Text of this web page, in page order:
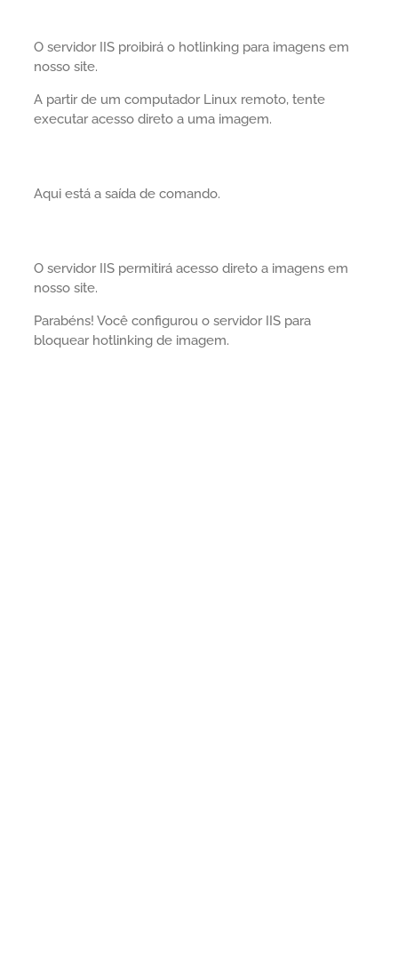
O servidor IIS proibirá o hotlinking para imagens em
nosso site.
A partir de um computador Linux remoto, tente
executar acesso direto a uma imagem.
Aqui está a saída de comando.
O servidor IIS permitirá acesso direto a imagens em
nosso site.
Parabéns! Você configurou o servidor IIS para
bloquear hotlinking de imagem.